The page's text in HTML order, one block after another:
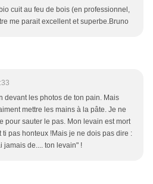
cuit au feu de bois (en professionnel,
me parait excellent et superbe.Bruno
devant les photos de ton pain. Mais
mettre les mains à la pâte. Je ne
pour sauter le pas. Mon levain est mort
ti pas honteux !Mais je ne dois pas dire :
jamais de.... ton levain" !